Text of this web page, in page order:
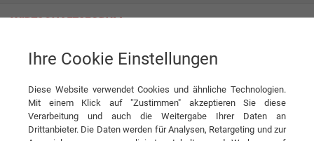
HNO-Klinik Bogenhausen Dr. Gaertner GmbH
Ihre Cookie Einstellungen
Diese Website verwendet Cookies und ähnliche Technologien.
Mit einem Klick auf "Zustimmen" akzeptieren Sie diese
Verarbeitung und auch die Weitergabe Ihrer Daten an
Drittanbieter. Die Daten werden für Analysen, Retargeting und zur